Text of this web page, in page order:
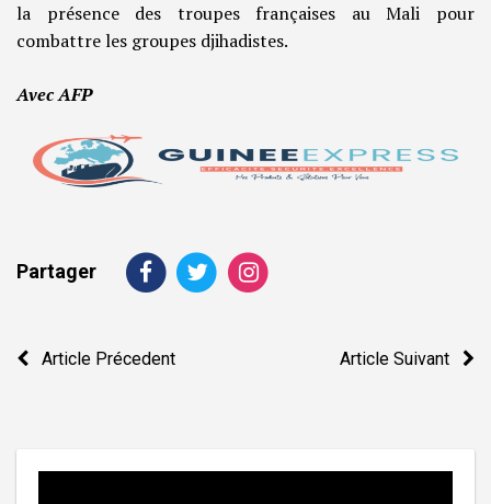
la présence des troupes françaises au Mali pour
combattre les groupes djihadistes.
Avec AFP
Partager
Navigation
Article Précedent Article Suivant